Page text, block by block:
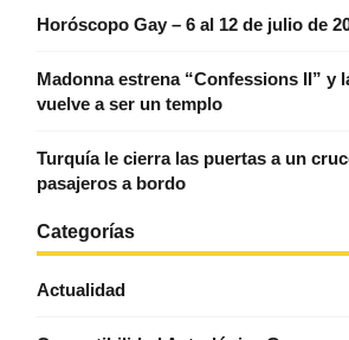
Horóscopo Gay – 6 al 12 de julio de
Madonna estrena “Confessions II” y
vuelve a ser un templo
Turquía le cierra las puertas a un
pasajeros a bordo
Categorías
Actualidad